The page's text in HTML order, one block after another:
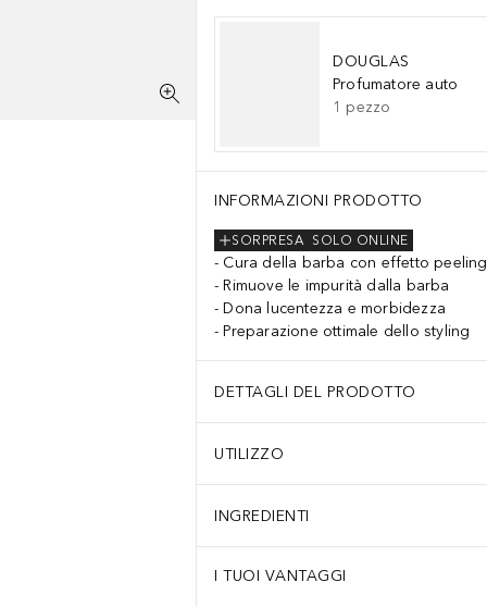
DOUGLAS
Profumatore auto
1 pezzo
INFORMAZIONI PRODOTTO
SOLO ONLINE
SORPRESA
Cura della barba con effetto peeling
Rimuove le impurità dalla barba
Dona lucentezza e morbidezza
Preparazione ottimale dello styling
DETTAGLI DEL PRODOTTO
UTILIZZO
INGREDIENTI
I TUOI VANTAGGI